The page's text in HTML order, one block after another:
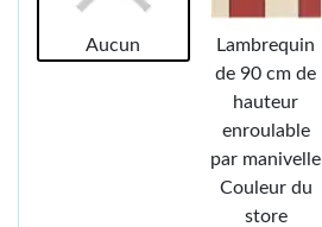
Aucun
Lambrequin
de 90 cm de
hauteur
enroulable
par manivelle
Couleur du
store